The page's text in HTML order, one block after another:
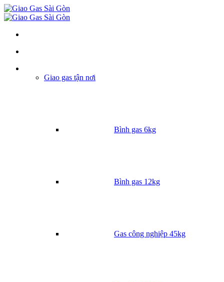
Giao gas tận nơi
Bình gas 6kg
Bình gas 12kg
Gas công nghiệp 45kg